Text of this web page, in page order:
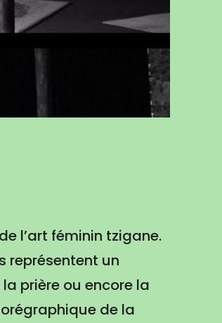
l’art féminin tzigane.
représentent un
prière ou encore la
de la